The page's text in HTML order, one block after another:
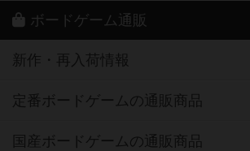
ボードゲーム通販
新作・再入荷情報
定番ボードゲームの通販商品
国産ボードゲームの通販商品